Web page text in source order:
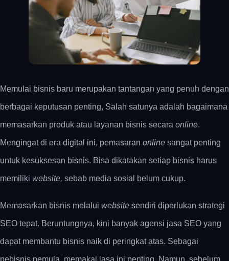
Memulai bisnis baru merupakan tantangan yang penuh dengan
berbagai keputusan penting, Salah satunya adalah bagaimana
memasarkan produk atau layanan bisnis secara online.
Mengingat di era digital ini, pemasaran online sangat penting
untuk kesuksesan bisnis. Bisa dikatakan setiap bisnis harus
memiliki website, sebab media sosial belum cukup.
Memasarkan bisnis melalui website sendiri diperlukan strategi
SEO tepat. Beruntungnya, kini banyak agensi jasa SEO yang
dapat membantu bisnis naik di peringkat atas. Sebagai
pebisnis pemula, memakai jasa ini penting. Namun, sebelum